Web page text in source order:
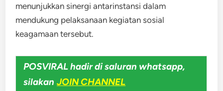
menunjukkan sinergi antarinstansi dalam
mendukung pelaksanaan kegiatan sosial
keagamaan tersebut.
POSVIRAL hadir di saluran whatsapp,
silakan JOIN CHANNEL